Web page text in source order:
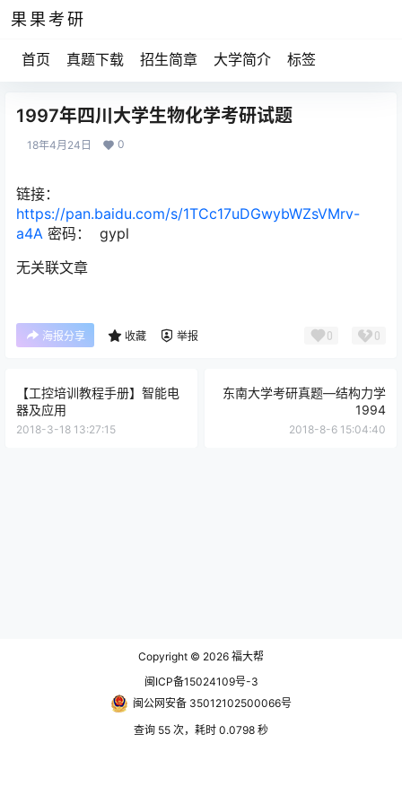
果果考研
首页 真题下载 招生简章 大学简介 标签
1997年四川大学生物化学考研试题
18年4月24日 0
链接：
https://pan.baidu.com/s/1TCc17uDGwybWZsVMrv-
a4A 密码： gypl
无关联文章
海报分享 收藏 举报 0 0
【工控培训教程手册】智能电
器及应用
2018-3-18 13:27:15
东南大学考研真题—结构力学
1994
2018-8-6 15:04:40
Copyright © 2026 福大帮
闽ICP备15024109号-3
闽公网安备 35012102500066号
查询 55 次，耗时 0.0798 秒